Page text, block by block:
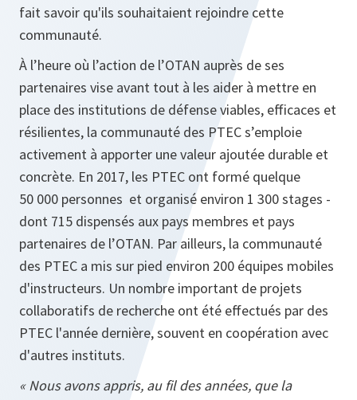
fait savoir qu'ils souhaitaient rejoindre cette
communauté.
À l’heure où l’action de l’OTAN auprès de ses
partenaires vise avant tout à les aider à mettre en
place des institutions de défense viables, efficaces et
résilientes, la communauté des PTEC s’emploie
activement à apporter une valeur ajoutée durable et
concrète. En 2017, les PTEC ont formé quelque
50 000 personnes et organisé environ 1 300 stages -
dont 715 dispensés aux pays membres et pays
partenaires de l’OTAN. Par ailleurs, la communauté
des PTEC a mis sur pied environ 200 équipes mobiles
d'instructeurs. Un nombre important de projets
collaboratifs de recherche ont été effectués par des
PTEC l'année dernière, souvent en coopération avec
d'autres instituts.
« Nous avons appris, au fil des années, que la